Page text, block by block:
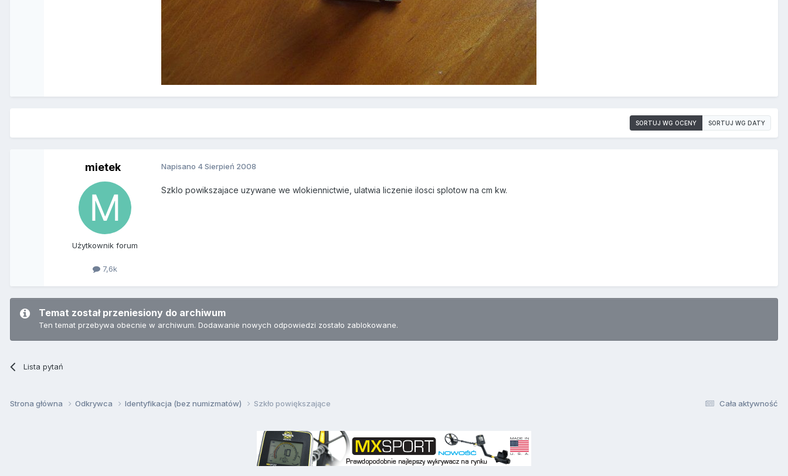
SORTUJ WG OCENY SORTUJ WG DATY
mietek
Użytkownik forum
7,6k
Napisano 4 Sierpień 2008
Szklo powikszajace uzywane we wlokiennictwie, ulatwia liczenie ilosci splotow na cm kw.
Temat został przeniesiony do archiwum
Ten temat przebywa obecnie w archiwum. Dodawanie nowych odpowiedzi zostało zablokowane.
Lista pytań
Cała aktywność
Strona główna Odkrywca Identyfikacja (bez numizmatów) Szkło powiększające